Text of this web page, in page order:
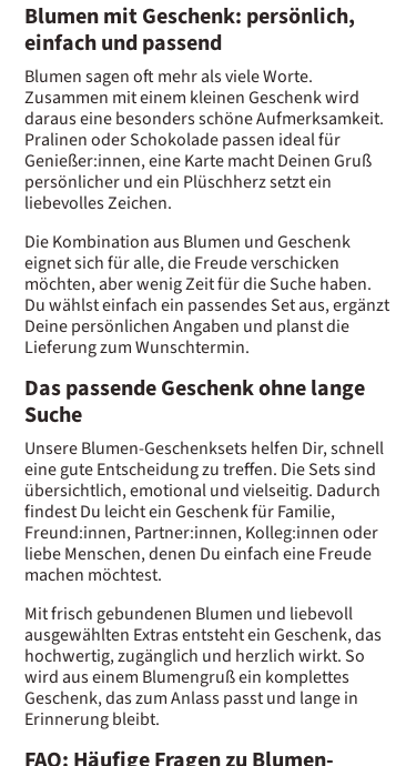
Blumen mit Geschenk: persönlich,
einfach und passend
Blumen sagen oft mehr als viele Worte.
Zusammen mit einem kleinen Geschenk wird
daraus eine besonders schöne Aufmerksamkeit.
Pralinen oder Schokolade passen ideal für
Genießer:innen, eine Karte macht Deinen Gruß
persönlicher und ein Plüschherz setzt ein
liebevolles Zeichen.
Die Kombination aus Blumen und Geschenk
eignet sich für alle, die Freude verschicken
möchten, aber wenig Zeit für die Suche haben.
Du wählst einfach ein passendes Set aus, ergänzt
Deine persönlichen Angaben und planst die
Lieferung zum Wunschtermin.
Das passende Geschenk ohne lange
Suche
Unsere Blumen-Geschenksets helfen Dir, schnell
eine gute Entscheidung zu treffen. Die Sets sind
übersichtlich, emotional und vielseitig. Dadurch
findest Du leicht ein Geschenk für Familie,
Freund:innen, Partner:innen, Kolleg:innen oder
liebe Menschen, denen Du einfach eine Freude
machen möchtest.
Mit frisch gebundenen Blumen und liebevoll
ausgewählten Extras entsteht ein Geschenk, das
hochwertig, zugänglich und herzlich wirkt. So
wird aus einem Blumengruß ein komplettes
Geschenk, das zum Anlass passt und lange in
Erinnerung bleibt.
FAQ: Häufige Fragen zu Blumen-